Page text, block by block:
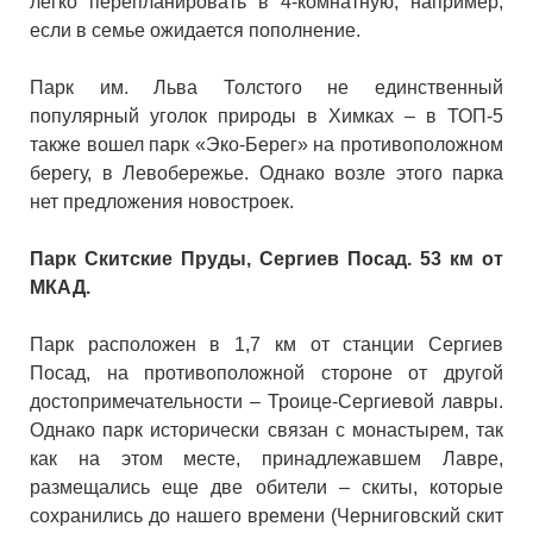
если в семье ожидается пополнение.
Парк им. Льва Толстого не единственный
популярный уголок природы в Химках – в ТОП-5
также вошел парк «Эко-Берег» на противоположном
берегу, в Левобережье. Однако возле этого парка
нет предложения новостроек.
Парк Скитские Пруды, Сергиев Посад. 53 км от
МКАД.
Парк расположен в 1,7 км от станции Сергиев
Посад, на противоположной стороне от другой
достопримечательности – Троице-Сергиевой лавры.
Однако парк исторически связан с монастырем, так
как на этом месте, принадлежавшем Лавре,
размещались еще две обители – скиты, которые
сохранились до нашего времени (Черниговский скит